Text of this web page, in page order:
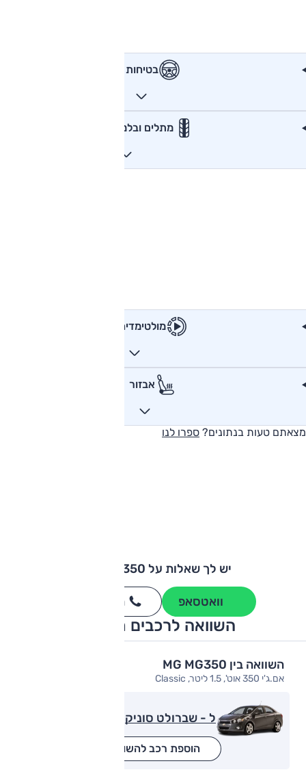
בטיחות
מתלים ובלמים
מולטימדיה
אבזור
מצאתם טעות בנתונים? ספרו לנו
יש לך שאלות על MG MG350?
וואטסאפ חייגו
השוואה לרכבים מתחרים
השוואה בין MG MG350
אם.ג'י 350 אוט', 1.5 ליטר, Classic
ל - שברולט סוניק
הוספת רכב להשוואה